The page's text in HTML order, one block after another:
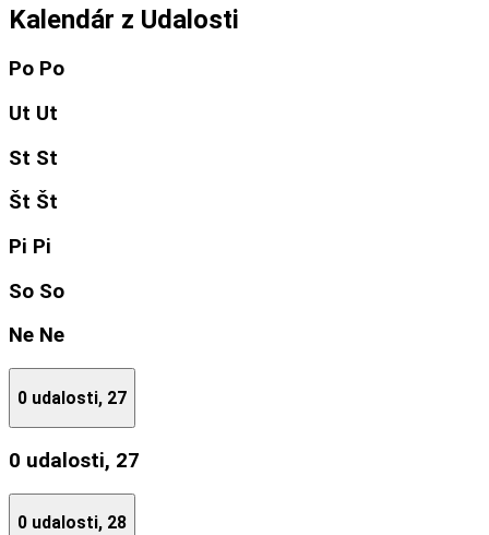
Kalendár z Udalosti
Po Po
Ut Ut
St St
Št Št
Pi Pi
So So
Ne Ne
0 udalosti, 27
0 udalosti, 27
0 udalosti, 28